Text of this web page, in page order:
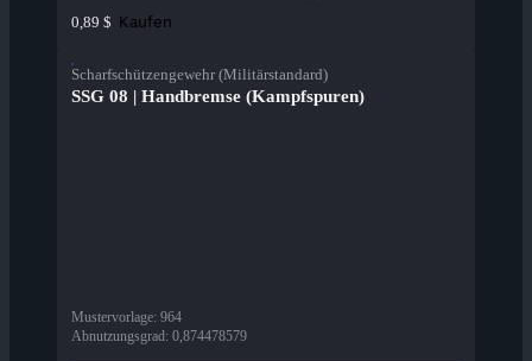
0,89 $ Kaufen
Scharfschützengewehr (Militärstandard)
SSG 08 | Handbremse (Kampfspuren)
Mustervorlage: 964
Abnutzungsgrad: 0,874478579